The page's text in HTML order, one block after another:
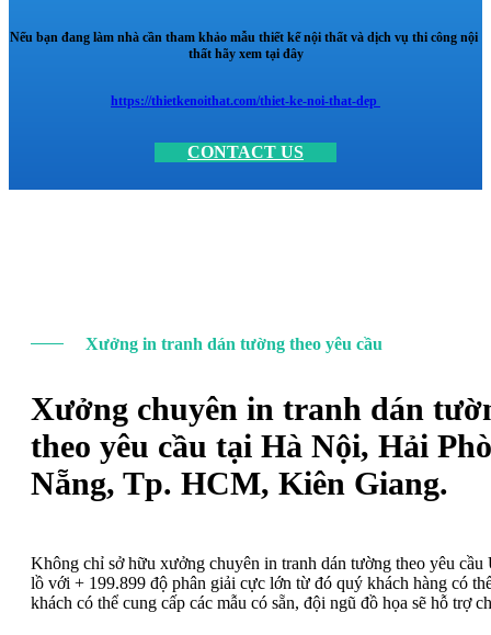
Nếu bạn đang làm nhà cần tham khảo mẫu thiết kế nội thất và dịch vụ thi công nội
thất hãy xem tại đây
https://thietkenoithat.com/thiet-ke-noi-that-dep
CONTACT US
Xưởng in tranh dán tường theo yêu cầu
Xưởng chuyên in tranh dán
theo yêu cầu tại Hà Nội, Hải
Nẵng, Tp. HCM, Kiên Giang.
Không chỉ sở hữu xưởng chuyên in tranh dán tường theo yêu
lồ với + 199.899 độ phân giải cực lớn từ đó quý khách hàng có
khách có thể cung cấp các mẫu có sẵn, đội ngũ đồ họa sẽ hỗ trợ